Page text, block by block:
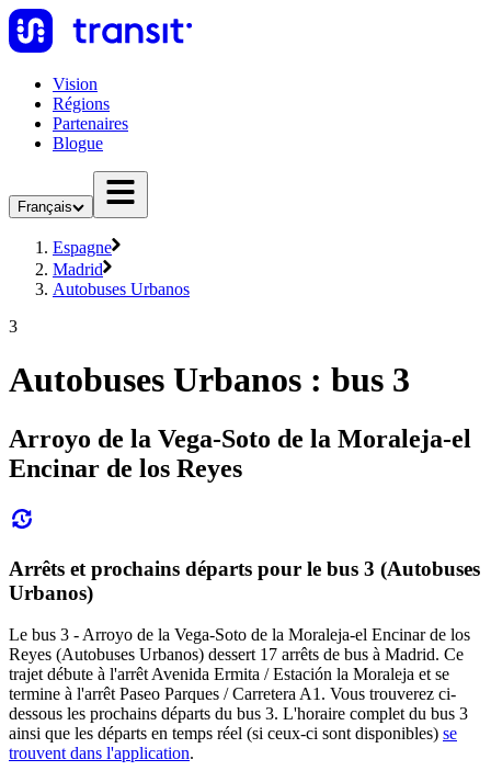
Vision
Régions
Partenaires
Blogue
Français
Espagne
Madrid
Autobuses Urbanos
3
Autobuses Urbanos : bus 3
Arroyo de la Vega-Soto de la Moraleja-el
Encinar de los Reyes
Arrêts et prochains départs pour le bus 3 (Autobuses
Urbanos)
Le bus 3 - Arroyo de la Vega-Soto de la Moraleja-el Encinar de los
Reyes (Autobuses Urbanos) dessert 17 arrêts de bus à Madrid. Ce
trajet débute à l'arrêt Avenida Ermita / Estación la Moraleja et se
termine à l'arrêt Paseo Parques / Carretera A1. Vous trouverez ci-
dessous les prochains départs du bus 3. L'horaire complet du bus 3
ainsi que les départs en temps réel (si ceux-ci sont disponibles) se
trouvent dans l'application.